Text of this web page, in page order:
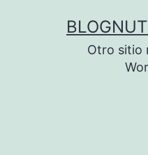
Otro sitio